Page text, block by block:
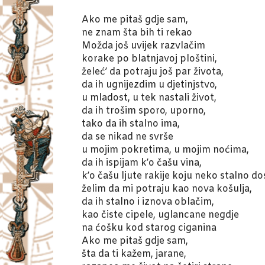
Ako me pitaš gdje sam,
ne znam šta bih ti rekao
Možda još uvijek razvlačim
korake po blatnjavoj ploštini,
želeć’ da potraju još par života,
da ih ugnijezdim u djetinjstvo,
u mladost, u tek nastali život,
da ih trošim sporo, uporno,
tako da ih stalno ima,
da se nikad ne svrše
u mojim pokretima, u mojim noćima,
da ih ispijam k’o čašu vina,
k’o čašu ljute rakije koju neko stalno
želim da mi potraju kao nova košulja,
da ih stalno i iznova oblačim,
kao čiste cipele, uglancane negdje
na ćošku kod starog ciganina
Ako me pitaš gdje sam,
šta da ti kažem, jarane,